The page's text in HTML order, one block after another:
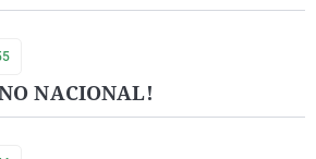
NACIONAL!